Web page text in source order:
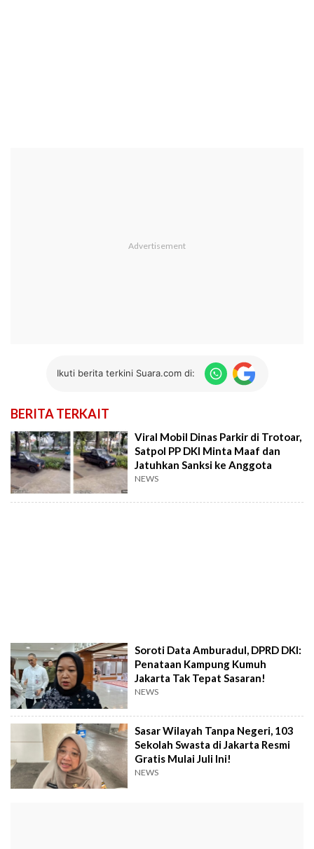
Ikuti berita terkini Suara.com di:
BERITA TERKAIT
Viral Mobil Dinas Parkir di Trotoar,
Satpol PP DKI Minta Maaf dan
Jatuhkan Sanksi ke Anggota
NEWS
Soroti Data Amburadul, DPRD DKI:
Penataan Kampung Kumuh
Jakarta Tak Tepat Sasaran!
NEWS
Sasar Wilayah Tanpa Negeri, 103
Sekolah Swasta di Jakarta Resmi
Gratis Mulai Juli Ini!
NEWS